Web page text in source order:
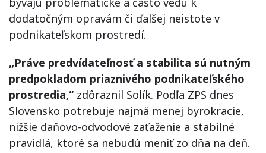
dodatočným opravám či ďalšej neistote v
podnikateľskom prostredí.
„Práve predvídateľnosť a stabilita sú nutným
predpokladom priaznivého podnikateľského
prostredia,“ zdôraznil Solík. Podľa ZPS dnes
Slovensko potrebuje najmä menej byrokracie,
nižšie daňovo-odvodové zaťaženie a stabilné
pravidlá, ktoré sa nebudú meniť zo dňa na deň.